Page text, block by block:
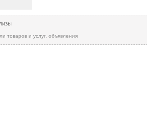
товаров и услуг, объявления